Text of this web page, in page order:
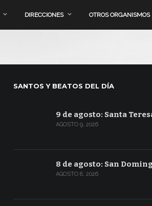
DIRECCIONES OTROS ORGANISMOS
SANTOS Y BEATOS DEL DÍA
9 de agosto: Santa
AGOSTO 9, 2026
8 de agosto: San
AGOSTO 8, 2026